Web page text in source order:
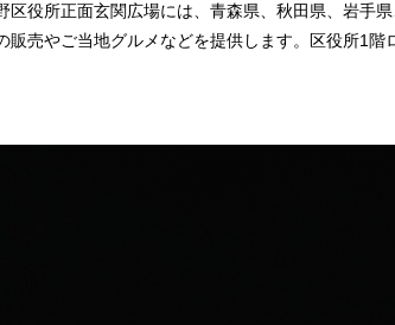
区役所正面玄関広場には、青森県、秋田県、岩手
販売やご当地グルメなどを提供します。区役所1階